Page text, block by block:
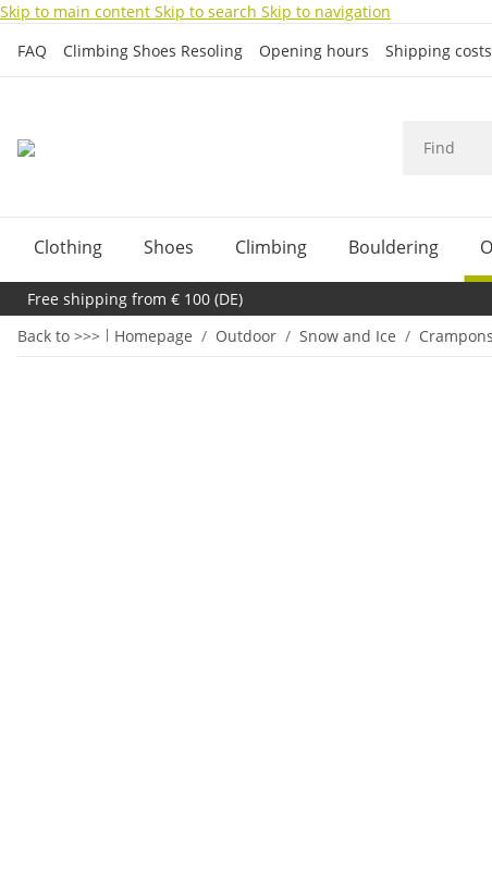
Skip to main content Skip to search Skip to navigation
FAQ
Climbing Shoes Resoling Opening hours Shipping
Clothing Shoes Climbing Bouldering
Free shipping from € 100 (DE)
Back to >>>
Homepage Outdoor Snow and Ice Crampons